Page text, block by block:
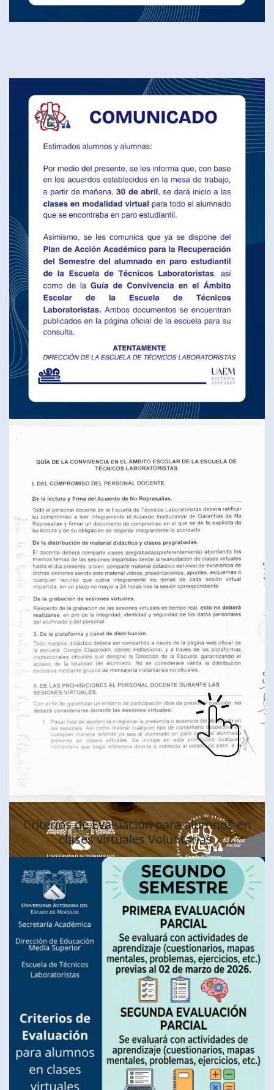
Criterios de Evaluación para alumnos en
clases virtuales Voluntarias.